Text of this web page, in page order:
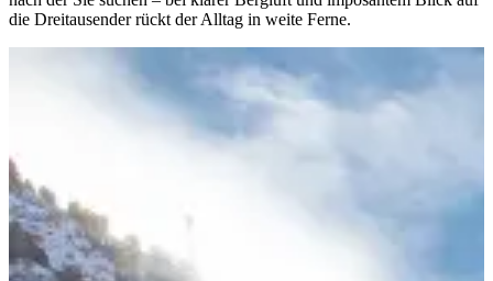
die Dreitausender rückt der Alltag in weite Ferne.